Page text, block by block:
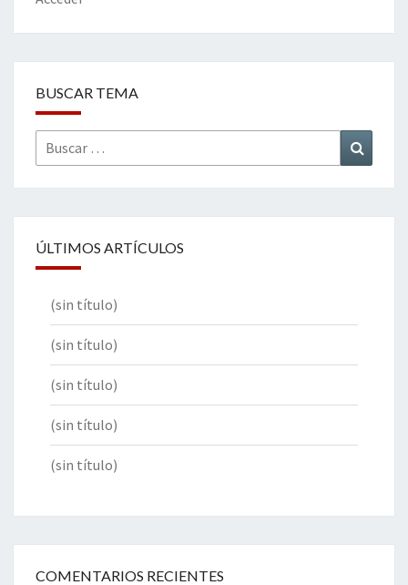
BUSCAR TEMA
Buscar
por:
ÚLTIMOS ARTÍCULOS
(sin título)
(sin título)
(sin título)
(sin título)
(sin título)
COMENTARIOS RECIENTES